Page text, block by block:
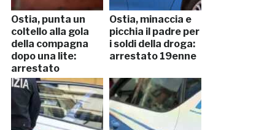
Ostia, punta un
coltello alla gola
della compagna
dopo una lite:
arrestato
Ostia, minaccia e
picchia il padre per
i soldi della droga:
arrestato 19enne